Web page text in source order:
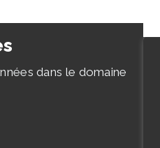
dans le domaine